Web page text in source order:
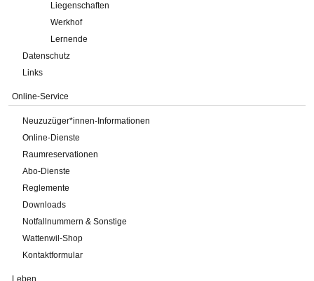
Liegenschaften
Werkhof
Lernende
Datenschutz
Links
Online-Service
Neuzuzüger*innen-Informationen
Online-Dienste
Raumreservationen
Abo-Dienste
Reglemente
Downloads
Notfallnummern & Sonstige
Wattenwil-Shop
Kontaktformular
Leben